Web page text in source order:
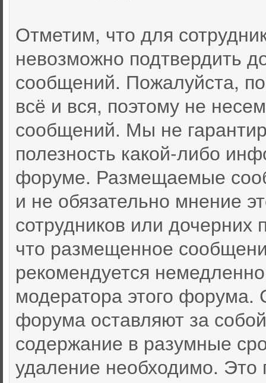
Отметим, что для
невозможно подтвердить
сообщений. Пожалуйста,
всё и вся, поэтому не
сообщений. Мы не
полезность какой-либо
форуме. Размещаемые
и не обязательно мнение
сотрудников или дочерних
что размещенное
рекомендуется
модератора этого форума.
форума оставляют за
содержание в разумные
удаление необходимо. Это